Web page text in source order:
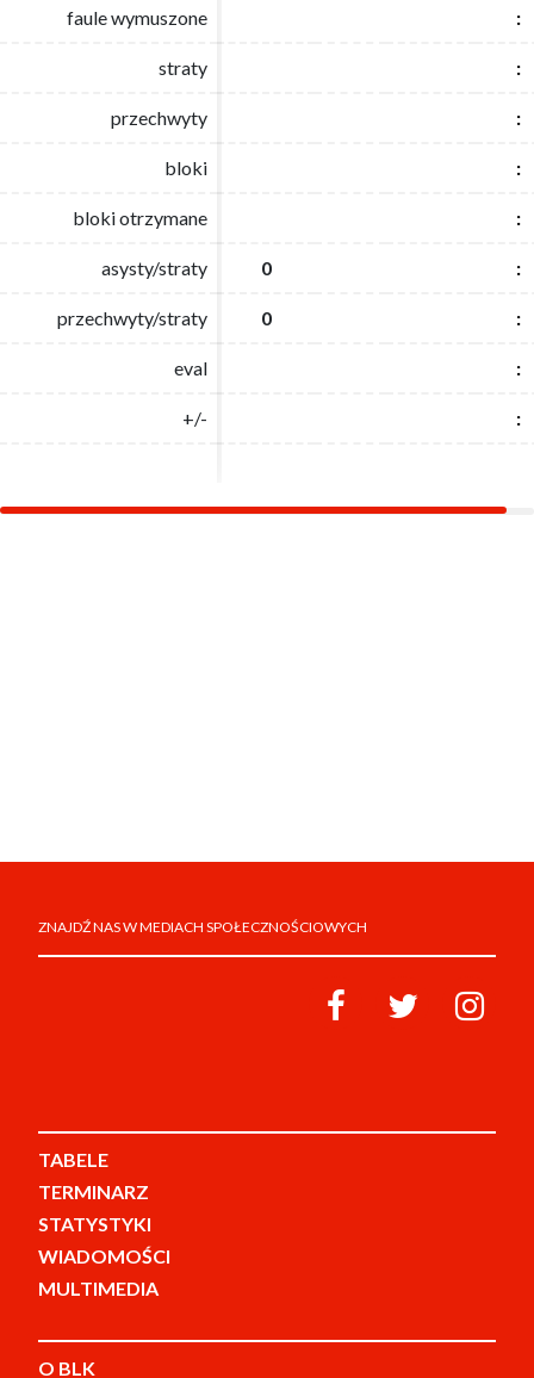
faule wymuszone :
straty :
przechwyty :
bloki :
bloki otrzymane :
asysty/straty 0 :
przechwyty/straty 0 :
eval :
+/- :
faule wymuszone :
straty :
przechwyty :
bloki :
bloki otrzymane :
asysty/straty 0 :
przechwyty/straty 0 :
eval :
+/- :
ZNAJDŹ NAS W MEDIACH SPOŁECZNOŚCIOWYCH
TABELE
TERMINARZ
STATYSTYKI
WIADOMOŚCI
MULTIMEDIA
O BLK